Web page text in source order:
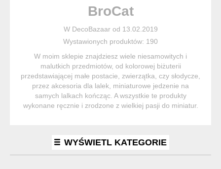
BroCat
W DecoBazaar od 13.02.2019
Wystawionych produktów: 190
W moim sklepie znajdziesz wiele niesamowitych i
malutkich przedmiotów, od kolorowej biżuterii
przedstawiającej małe postacie, zwierzątka, czy słodycze,
przez akcesoria dla lalek, miniaturowe jedzenie na
samych lalkach kończąc. A wszystkie te produkty
wykonane ręcznie i zrodzone z wielkiej pasji do miniatur.
WYŚWIETL KATEGORIE